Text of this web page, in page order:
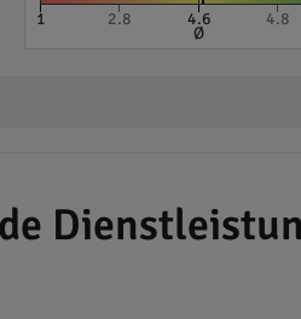
1 2.8 4.6
Ø
4.8